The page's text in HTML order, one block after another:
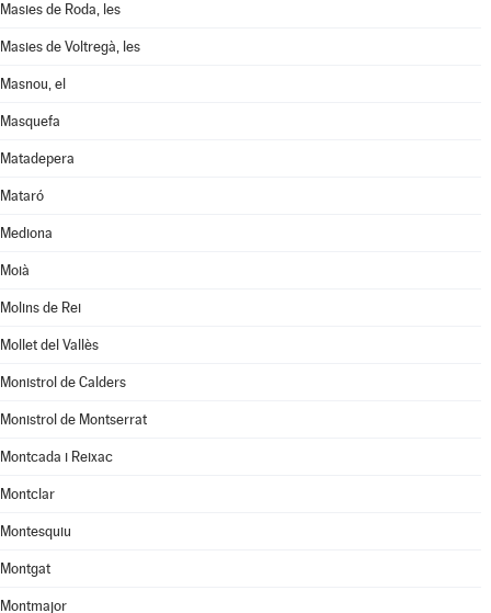
Masies de Roda, les
Masies de Voltregà, les
Masnou, el
Masquefa
Matadepera
Mataró
Mediona
Moià
Molins de Rei
Mollet del Vallès
Monistrol de Calders
Monistrol de Montserrat
Montcada i Reixac
Montclar
Montesquiu
Montgat
Montmajor